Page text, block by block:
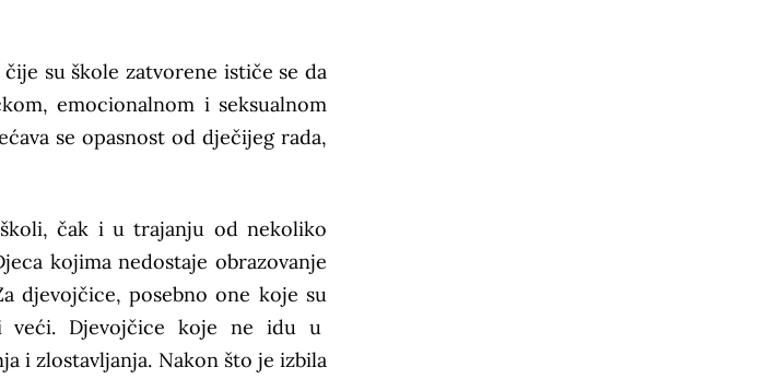
su škole zatvorene ističe se da
emocionalnom i seksualnom
se opasnost od dječijeg rada,
čak i u trajanju od nekoliko
kojima nedostaje obrazovanje
djevojčice, posebno one koje su
i veći. Djevojčice koje ne idu u
i zlostavljanja. Nakon što je izbila